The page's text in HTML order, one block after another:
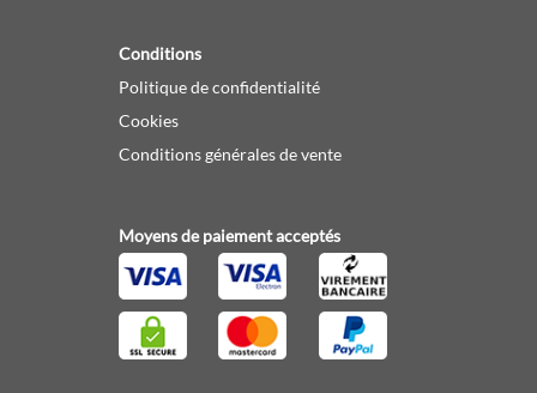
Conditions
Politique de confidentialité
Cookies
Conditions générales de vente
Moyens de paiement acceptés